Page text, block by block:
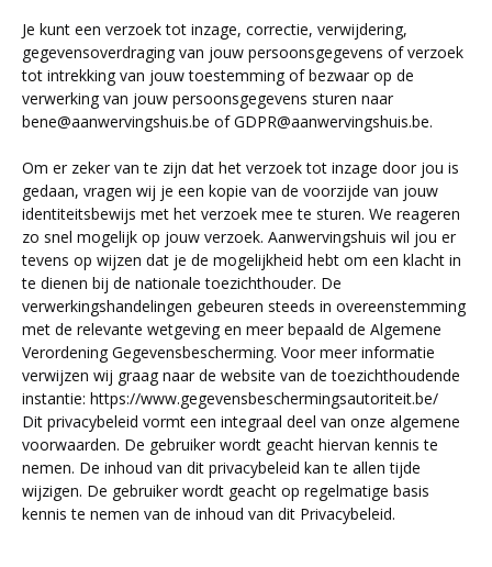
Je kunt een verzoek tot inzage, correctie, verwijdering,
gegevensoverdraging van jouw persoonsgegevens of verzoek
tot intrekking van jouw toestemming of bezwaar op de
verwerking van jouw persoonsgegevens sturen naar
bene@aanwervingshuis.be ofGDPR@aanwervingshuis.be.
Om er zeker van te zijn dat het verzoek tot inzage door jou is
gedaan, vragen wij je een kopie van de voorzijde van jouw
identiteitsbewijs met het verzoek mee te sturen. We reageren
zo snel mogelijk op jouw verzoek. Aanwervingshuis wil jou er
tevens op wijzen dat je de mogelijkheid hebt om een klacht in
te dienen bij de nationale toezichthouder. De
verwerkingshandelingen gebeuren steeds in overeenstemming
met de relevante wetgeving en meer bepaald de Algemene
Verordening Gegevensbescherming. Voor meer informatie
verwijzen wij graag naar de website van de toezichthoudende
instantie: https://www.gegevensbeschermingsautoriteit.be/
Dit privacybeleid vormt een integraal deel van onze algemene
voorwaarden. De gebruiker wordt geacht hiervan kennis te
nemen. De inhoud van dit privacybeleid kan te allen tijde
wijzigen. De gebruiker wordt geacht op regelmatige basis
kennis te nemen van de inhoud van dit Privacybeleid.